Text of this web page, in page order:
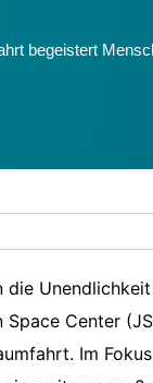
begeistert
Center
Im